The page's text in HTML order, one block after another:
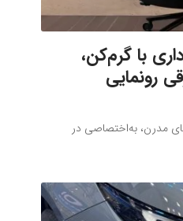
با گرم‌کن،
رونمایی
مدرن‌، به‌اختصاصی در